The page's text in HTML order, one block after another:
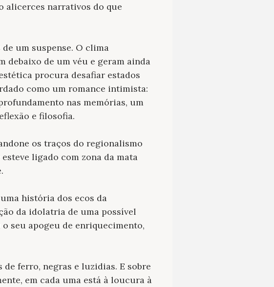
alicerces narrativos do que
um suspense. O clima
debaixo de um véu e geram ainda
procura desafiar estados
como um romance intimista:
nas memórias, um
e filosofia.
os traços do regionalismo
ligado com zona da mata
história dos ecos da
da idolatria de uma possível
seu apogeu de enriquecimento,
ferro, negras e luzidias. E sobre
em cada uma está à loucura à